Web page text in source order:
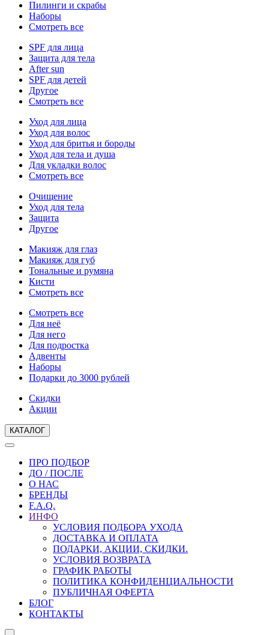
Пилинги и скрабы
Наборы
Смотреть все
SPF для лица
Защита для тела
After sun
SPF для детей
Другое
Смотреть все
Уход для лица
Уход для волос
Уход для бритья и бороды
Уход для тела и душа
Для укладки волос
Смотреть все
Очищение
Уход для тела
Защита
Другое
Макияж для глаз
Макияж для губ
Тональные и румяна
Кисти
Смотреть все
Смотреть все
Для неё
Для него
Для подростка
Адвенты
Наборы
Подарки до 3000 рублей
Скидки
Акции
КАТАЛОГ
ПРО ПОДБОР
ДО / ПОСЛЕ
О НАС
БРЕНДЫ
F.A.Q.
ИНФО
УСЛОВИЯ ПОДБОРА УХОДА
ДОСТАВКА И ОПЛАТА
ПОДАРКИ, АКЦИИ, СКИДКИ.
УСЛОВИЯ ВОЗВРАТА
ГРАФИК РАБОТЫ
ПОЛИТИКА КОНФИДЕНЦИАЛЬНОСТИ
ПУБЛИЧНАЯ ОФЕРТА
БЛОГ
КОНТАКТЫ